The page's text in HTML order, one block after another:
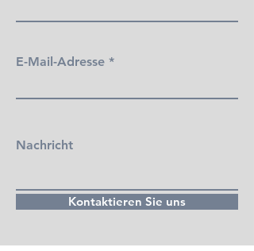
E-Mail-Adresse
Nachricht
Kontaktieren Sie uns